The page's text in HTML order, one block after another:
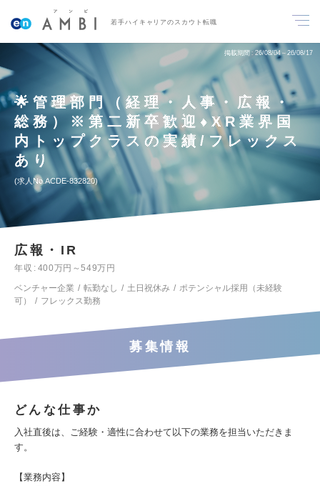
若手ハイキャリアのスカウト転職
掲載期間 26/08/04～26/08/17
🌟管理部門（経理・人事・広報・
総務）※第二新卒歓迎♦XR業界国
内トップクラスの実績/フレックス
あり
求人No.ACDE-832820
広報・IR
年収
400万円～549万円
ベンチャー企業
転勤なし 土日祝休み
ポテンシャル採用（未経験
可）
フレックス勤務
募集情報
どんな仕事か
入社直後は、ご経験・適性に合わせて以下の業務を担当いただきま
す。
【業務内容】